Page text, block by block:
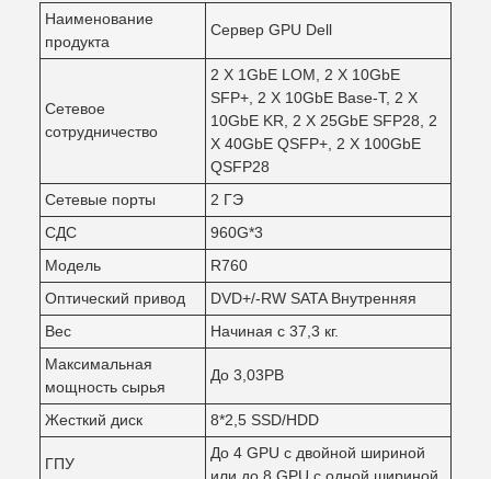
Наименование
продукта
Сервер GPU Dell
Сетевое
сотрудничество
2 X 1GbE LOM, 2 X 10GbE
SFP+, 2 X 10GbE Base-T, 2 X
10GbE KR, 2 X 25GbE SFP28, 2
X 40GbE QSFP+, 2 X 100GbE
QSFP28
Сетевые порты
2 ГЭ
СДС
960G*3
Модель
R760
Оптический привод
DVD+/-RW SATA Внутренняя
Вес
Начиная с 37,3 кг.
Максимальная
мощность сырья
До 3,03PB
Жесткий диск 8*2,5 SSD/HDD
ГПУ
До 4 GPU с двойной шириной